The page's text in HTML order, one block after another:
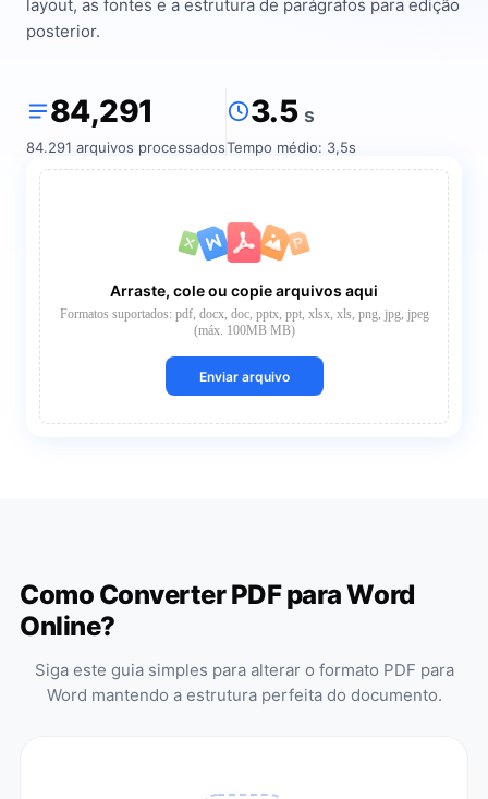
layout, as fontes e a estrutura de parágrafos para edição
posterior.
84,291
84.291 arquivos processados
3.5 s
Tempo médio: 3,5s
Arraste, cole ou copie arquivos aqui
Formatos suportados: pdf, docx, doc, pptx, ppt, xlsx, xls, png, jpg, jpeg
(máx. 100MB MB)
Enviar arquivo
Como Converter PDF para Word
Online?
Siga este guia simples para alterar o formato PDF para
Word mantendo a estrutura perfeita do documento.